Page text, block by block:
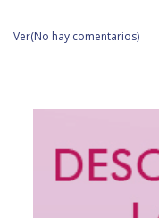
Ver(No hay comentarios)